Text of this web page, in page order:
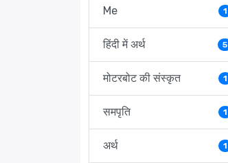
Me 1
हिंदी में अर्थ 5
मोटरबोट की संस्कृत 1
समपृति 1
अर्थ 1